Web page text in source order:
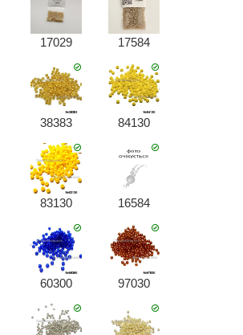
17029 17584
38383 84130
83130 16584
60300 97030